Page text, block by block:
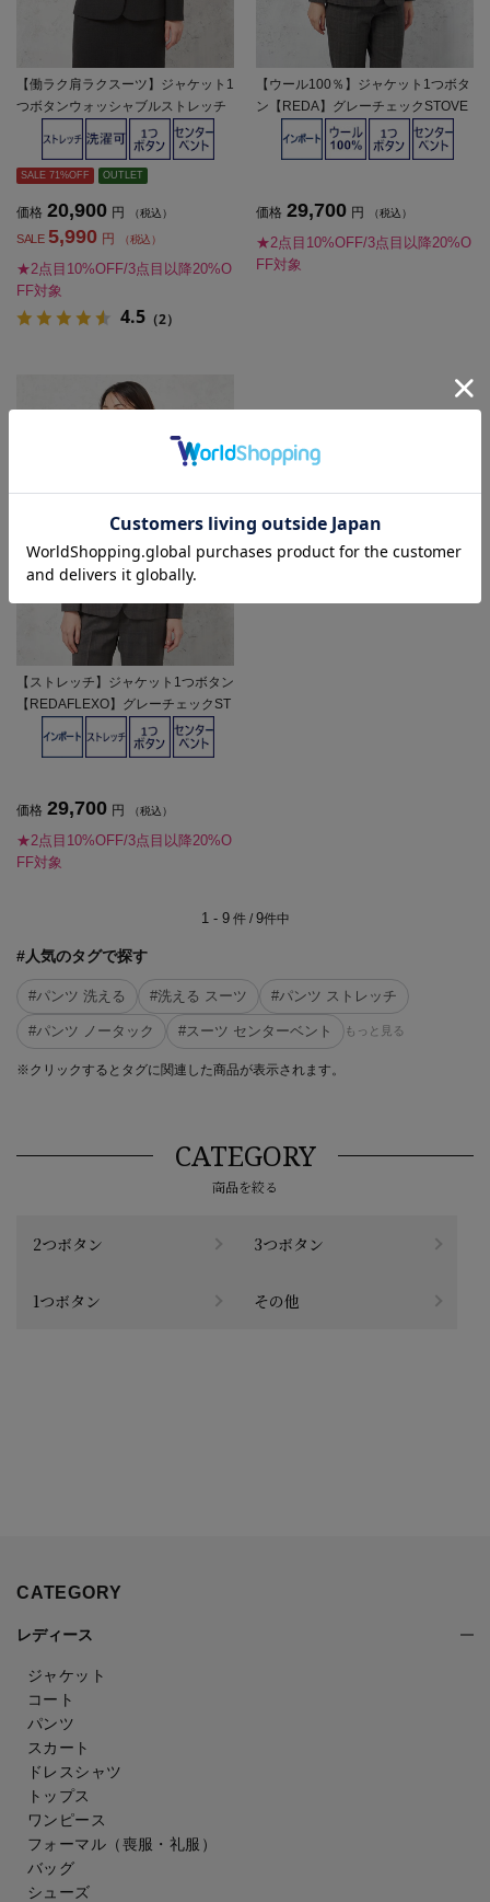
【働ラク肩ラクスーツ】ジャケット1
つボタンウォッシャブルストレッチ
グレーチェックSOFFICE秋冬【レデ
SALE 71%OFF OUTLET
価格 20,900 円 （税込）
SALE 5,990 円 （税込）
★2点目10%OFF/3点目以降20%O
FF対象
4.5 （2）
【ウール100％】ジャケット1つボタ
ン【REDA】グレーチェックSTOVE
L＆MASON通年【レディース】
価格 29,700 円 （税込）
★2点目10%OFF/3点目以降20%O
FF対象
【ストレッチ】ジャケット1つボタン
【REDAFLEXO】グレーチェックST
OVEL＆MASON秋冬【レディース】
価格 29,700 円 （税込）
★2点目10%OFF/3点目以降20%O
FF対象
1 - 9件 / 9件中
#人気のタグで探す
#パンツ 洗える #洗える スーツ #パンツ ストレッチ
#パンツ ノータック #スーツ センターベント もっと見る
※クリックするとタグに関連した商品が表示されます。
CATEGORY
商品を絞る
2つボタン 3つボタン
1つボタン その他
CATEGORY
レディース
ジャケット
コート
パンツ
スカート
ドレスシャツ
トップス
ワンピース
フォーマル（喪服・礼服）
バッグ
シューズ